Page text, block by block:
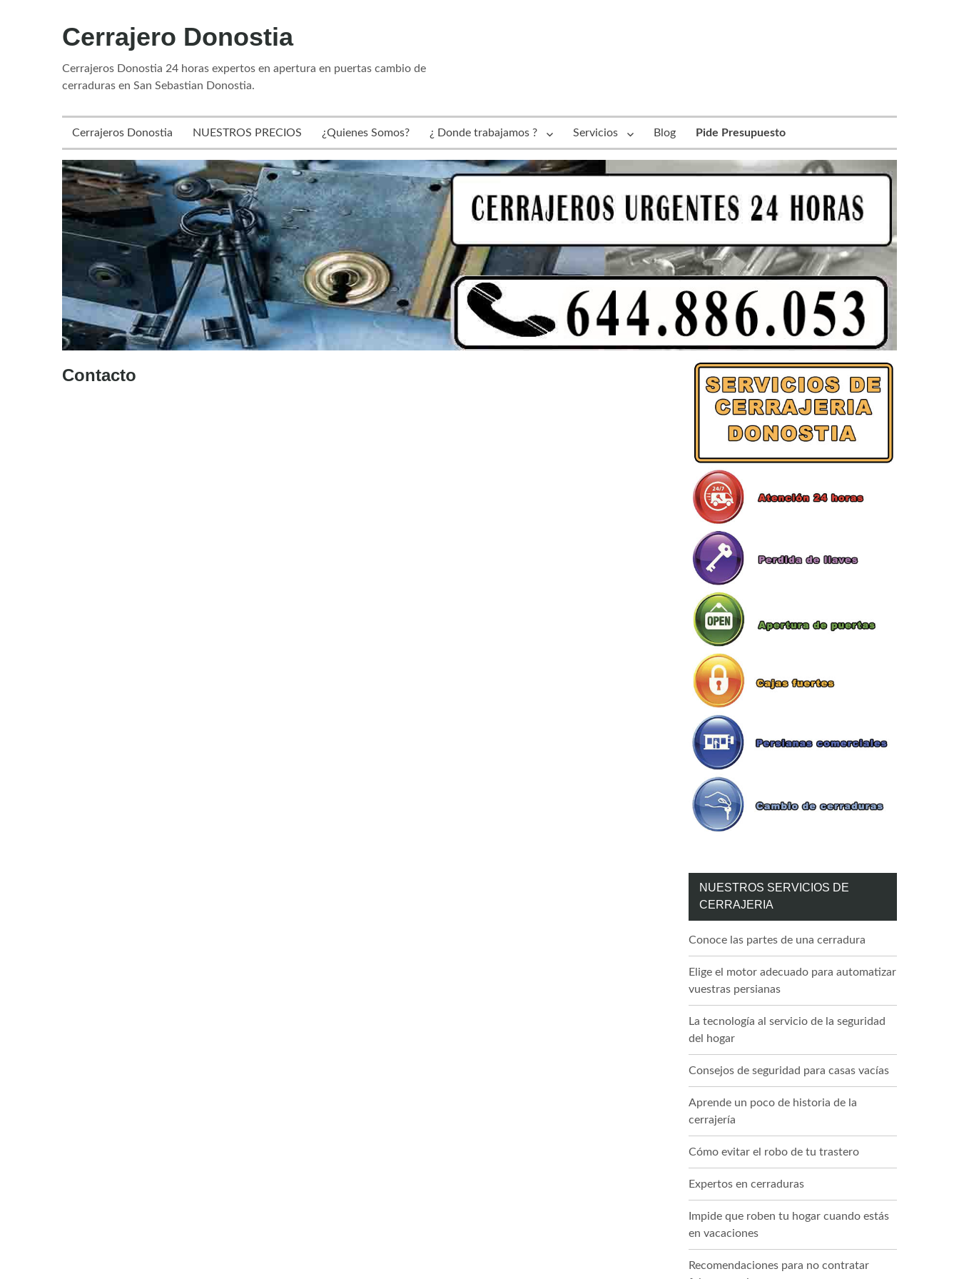
Cerrajero Donostia
Cerrajeros Donostia 24 horas expertos en apertura en puertas cambio de
cerraduras en San Sebastian Donostia.
Cerrajeros Donostia NUESTROS PRECIOS ¿Quienes Somos? ¿ Donde trabajamos ? Servicios Blog Pide Presupuesto
Contacto
NUESTROS SERVICIOS DE
CERRAJERIA
Conoce las partes de una cerradura
Elige el motor adecuado para automatizar
vuestras persianas
La tecnología al servicio de la seguridad
del hogar
Consejos de seguridad para casas vacías
Aprende un poco de historia de la
cerrajería
Cómo evitar el robo de tu trastero
Expertos en cerraduras
Impide que roben tu hogar cuando estás
en vacaciones
Recomendaciones para no contratar